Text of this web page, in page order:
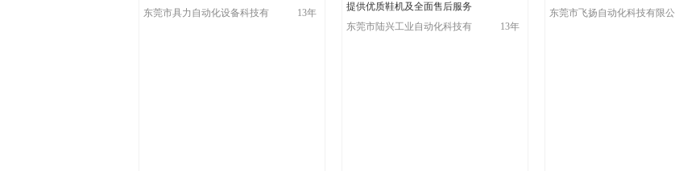
东莞市具力自动化设备科技有
13年
提供优质鞋机及全面售后服务
东莞市陆兴工业自动化科技有
13年
东莞市飞扬自动化科技有限公